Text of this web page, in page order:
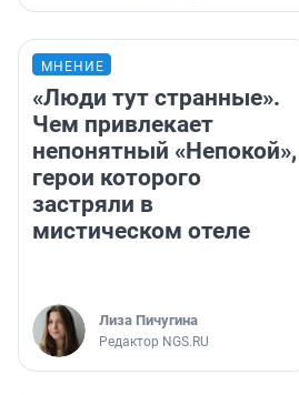
МНЕНИЕ
«Люди тут странные».
Чем привлекает
непонятный «Непокой»,
герои которого
застряли в
мистическом отеле
Лиза Пичугина
Редактор NGS.RU